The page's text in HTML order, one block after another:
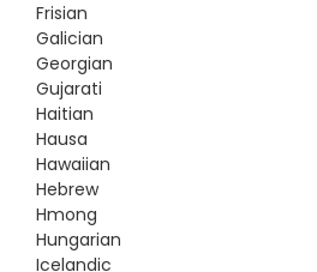
Frisian
Galician
Georgian
Gujarati
Haitian
Hausa
Hawaiian
Hebrew
Hmong
Hungarian
Icelandic